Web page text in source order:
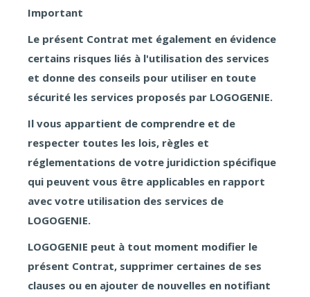
Important
Le présent Contrat met également en évidence
certains risques liés à l'utilisation des services
et donne des conseils pour utiliser en toute
sécurité les services proposés par LOGOGENIE.
Il vous appartient de comprendre et de
respecter toutes les lois, règles et
réglementations de votre juridiction spécifique
qui peuvent vous être applicables en rapport
avec votre utilisation des services de
LOGOGENIE.
LOGOGENIE peut à tout moment modifier le
présent Contrat, supprimer certaines de ses
clauses ou en ajouter de nouvelles en notifiant